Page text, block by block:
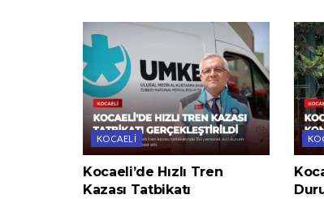
KOCAELI
Kocaeli’de Hızlı Tren
Kazası Tatbikatı